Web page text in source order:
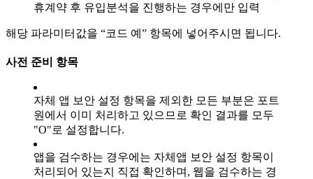
휴계약 후 유입분석을 진행하는 경우에만 입력
해당 파라미터값을 “코드 예” 항목에 넣어주시면 됩니다.
사전 준비 항목
자체 앱 보안 설정 항목을 제외한 모든 부분은 포트
원에서 이미 처리하고 있으므로 확인 결과를 모두
"O"로 설정합니다.
앱을 검수하는 경우에는 자체앱 보안 설정 항목이
처리되어 있는지 직접 확인하며, 웹을 검수하는 경